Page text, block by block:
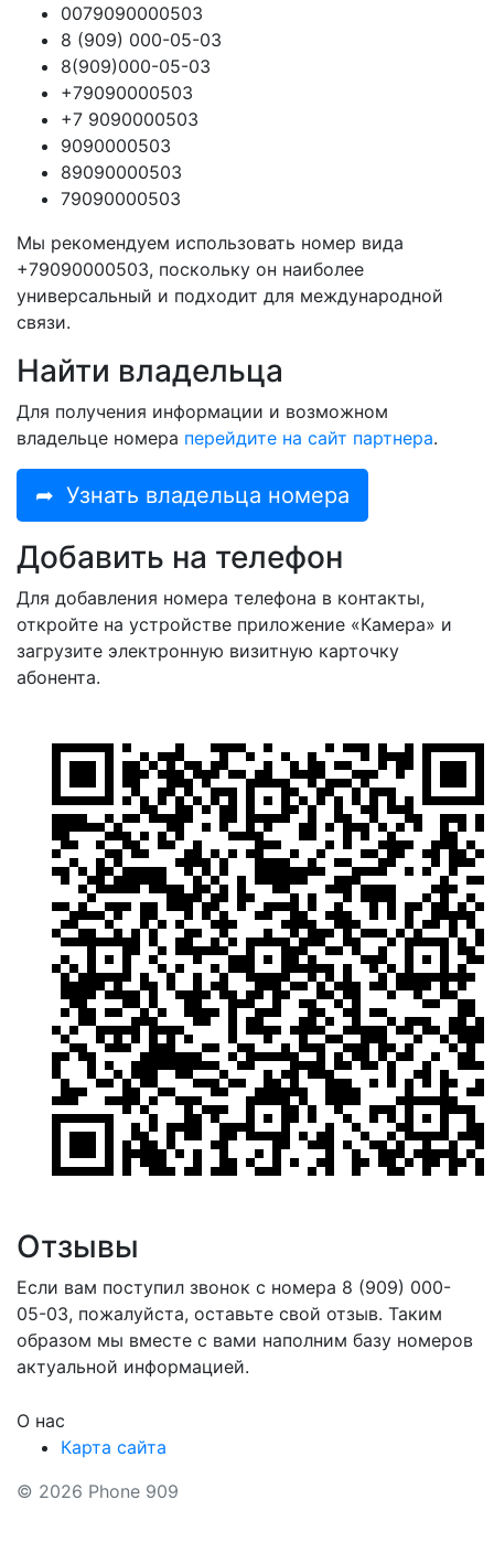
0079090000503
8 (909) 000-05-03
8(909)000-05-03
+79090000503
+7 9090000503
9090000503
89090000503
79090000503
Мы рекомендуем использовать номер вида
+79090000503, поскольку он наиболее
универсальный и подходит для международной
связи.
Найти владельца
Для получения информации и возможном
владельце номера перейдите на сайт партнера.
➦ Узнать владельца номера
Добавить на телефон
Для добавления номера телефона в контакты,
откройте на устройстве приложение «Камера» и
загрузите электронную визитную карточку
абонента.
Отзывы
Если вам поступил звонок с номера 8 (909) 000-
05-03, пожалуйста, оставьте свой отзыв. Таким
образом мы вместе с вами наполним базу номеров
актуальной информацией.
О нас
Карта сайта
© 2026 Phone 909